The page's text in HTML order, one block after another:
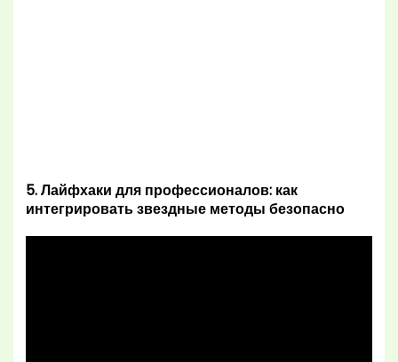
5. Лайфхаки для профессионалов: как
интегрировать звездные методы безопасно